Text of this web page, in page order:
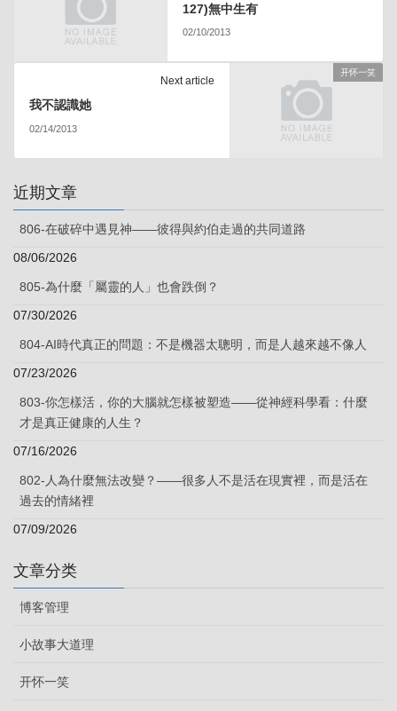
127)無中生有
02/10/2013
开怀一笑
Next article
我不認識她
02/14/2013
近期文章
806-在破碎中遇見神——彼得與約伯走過的共同道路
08/06/2026
805-為什麼「屬靈的人」也會跌倒？
07/30/2026
804-AI時代真正的問題：不是機器太聰明，而是人越來越不像人
07/23/2026
803-你怎樣活，你的大腦就怎樣被塑造——從神經科學看：什麼
才是真正健康的人生？
07/16/2026
802-人為什麼無法改變？——很多人不是活在現實裡，而是活在
過去的情緒裡
07/09/2026
文章分类
博客管理
小故事大道理
开怀一笑